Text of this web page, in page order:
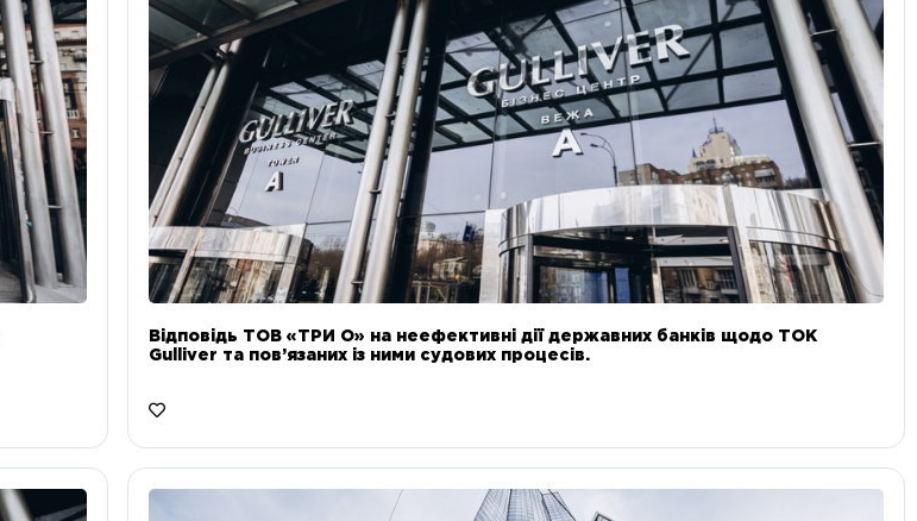
Відповідь ТОВ «ТРИ О» на неефективні дії державних банків щодо ТОК
Gulliver та пов’язаних із ними судових процесів.